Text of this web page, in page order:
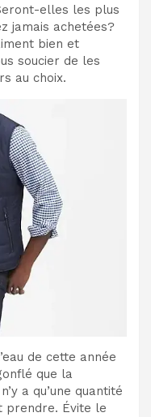
elles les plus
jamais achetées?
bien et
soucier de les
au choix.
de cette année
que la
a qu’une quantité
prendre. Évite le